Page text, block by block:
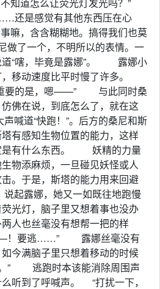
还是感觉有其他东西压在心
嘛，含含糊糊地。搞得我们也莫
了一个，不明所以的表情。一
道“嗐，毕竟是露娜”。 露娜小
移动速度比平时慢了许多。
要的是，嗯——” 与此同时桑
佛在说，到底怎么了，就在这
道“快跑！”。后方的桑尼和斯
有感知生物位置的能力，这样
是有什么东西。 妖精的力量
物添麻烦，一旦碰见妖怪或人
。于是，斯塔的能力用来回避
露娜，她又一如既往地跑慢
光灯，脑子里又想着事也没办
人也丝毫没有想帮一把的样
要逃……” 露娜丝毫没有
今满脑子里只想着移动的时候
” 逃跑时本该能消除周围声
听到了呼喊声。 “打扰一下，